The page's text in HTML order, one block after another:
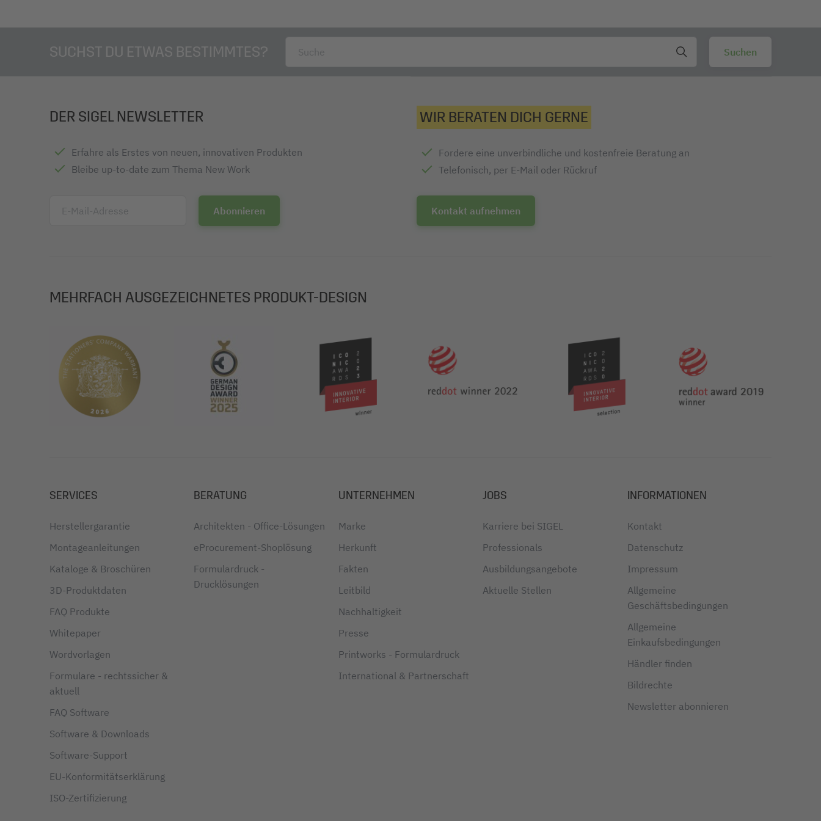
SUCHST DU ETWAS BESTIMMTES?
DER SIGEL NEWSLETTER
Erfahre als Erstes von neuen, innovativen Produkten
Bleibe up-to-date zum Thema New Work
E-Mail-Adresse
WIR BERATEN DICH GERNE
Fordere eine unverbindliche und kostenfreie Beratung an
Telefonisch, per E-Mail oder Rückruf
Kontakt aufnehmen
MEHRFACH AUSGEZEICHNETES PRODUKT-DESIGN
SERVICES
Herstellergarantie
Montageanleitungen
Kataloge & Broschüren
3D-Produktdaten
FAQ Produkte
Whitepaper
Wordvorlagen
Formulare - rechtssicher &
aktuell
FAQ Software
Software & Downloads
Software-Support
EU-Konformitätserklärung
ISO-Zertifizierung
BERATUNG
Architekten - Office-Lösungen
eProcurement-Shoplösung
Formulardruck -
Drucklösungen
UNTERNEHMEN
Marke
Herkunft
Fakten
Leitbild
Nachhaltigkeit
Presse
Printworks - Formulardruck
International & Partnerschaft
JOBS
Karriere bei SIGEL
Professionals
Ausbildungsangebote
Aktuelle Stellen
INFORMATIONEN
Kontakt
Datenschutz
Impressum
Allgemeine
Geschäftsbedingungen
Allgemeine
Einkaufsbedingungen
Händler finden
Bildrechte
Newsletter abonnieren